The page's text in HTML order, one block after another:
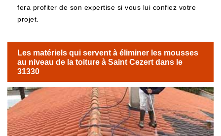
fera profiter de son expertise si vous lui confiez votre
projet.
Les matériels qui servent à éliminer les mousses
au niveau de la toiture à Saint Cezert dans le
31330